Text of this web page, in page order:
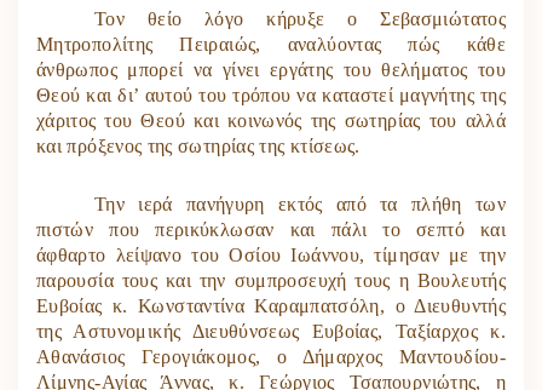
Τον θείο λόγο κήρυξε ο Σεβασμιώτατος
Μητροπολίτης Πειραιώς, αναλύοντας πώς κάθε
άνθρωπος μπορεί να γίνει εργάτης του θελήματος του
Θεού και δι’ αυτού του τρόπου να καταστεί μαγνήτης της
χάριτος του Θεού και κοινωνός της σωτηρίας του αλλά
και πρόξενος της σωτηρίας της κτίσεως.
Την ιερά πανήγυρη εκτός από τα πλήθη των
πιστών που περικύκλωσαν και πάλι το σεπτό και
άφθαρτο λείψανο του Οσίου Ιωάννου, τίμησαν με την
παρουσία τους και την συμπροσευχή τους η Βουλευτής
Ευβοίας κ. Κωνσταντίνα Καραμπατσόλη, ο Διευθυντής
της Αστυνομικής Διευθύνσεως Ευβοίας, Ταξίαρχος κ.
Αθανάσιος Γερογιάκομος, ο Δήμαρχος Μαντουδίου-
Λίμνης-Αγίας Άννας, κ. Γεώργιος Τσαπουρνιώτης, η